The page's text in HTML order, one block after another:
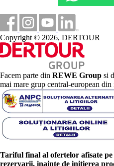
Copyright © 2026, DERTOUR
Facem parte din REWE Group si
mai mare grup central-european
Tariful final al ofertelor afisate pe
rezervarii, inainte de initierea